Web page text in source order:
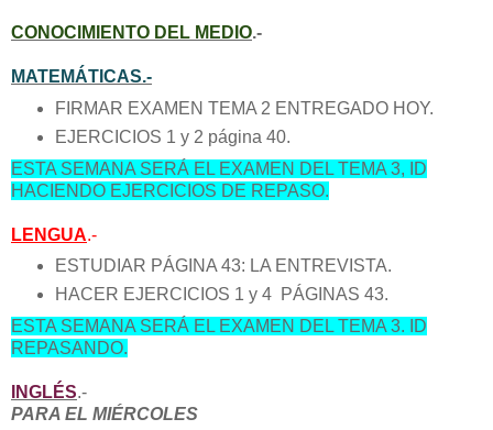
CONOCIMIENTO DEL MEDIO.-
MATEMÁTICAS.-
FIRMAR EXAMEN TEMA 2 ENTREGADO HOY.
EJERCICIOS 1 y 2 página 40.
ESTA SEMANA SERÁ EL EXAMEN DEL TEMA 3, ID
HACIENDO EJERCICIOS DE REPASO.
LENGUA.-
ESTUDIAR PÁGINA 43: LA ENTREVISTA.
HACER EJERCICIOS 1 y 4 PÁGINAS 43.
ESTA SEMANA SERÁ EL EXAMEN DEL TEMA 3. ID
REPASANDO.
INGLÉS.-
PARA EL MIÉRCOLES